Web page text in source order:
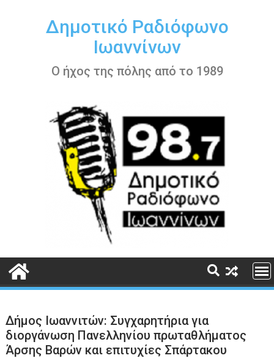
περιεχόμενοΔημοτικό Ραδιόφωνο
Ιωαννίνων
Ο ήχος της πόλης από το 1989
Δήμος Ιωαννιτών: Συγχαρητήρια για
διοργάνωση Πανελληνίου πρωταθλήματος
Άρσης Βαρών και επιτυχίες Σπάρτακου